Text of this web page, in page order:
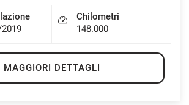
Chilometri
148.000
MAGGIORI DETTAGLI